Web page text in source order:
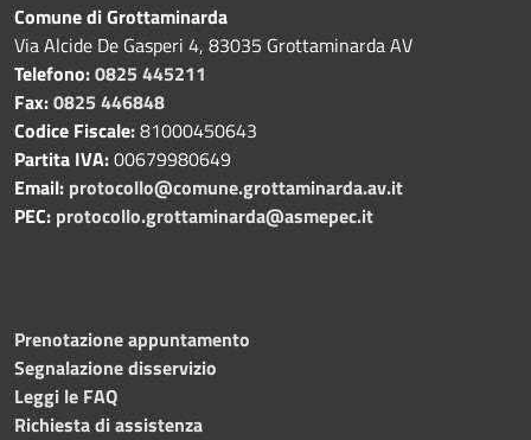
Comune di Grottaminarda
Via Alcide De Gasperi 4, 83035 Grottaminarda AV
Telefono:0825 445211
Fax:0825 446848
Codice Fiscale:81000450643
Partita IVA:00679980649
Email: protocollo@comune.grottaminarda.av.it
PEC: protocollo.grottaminarda@asmepec.it
Prenotazione appuntamento
Segnalazione disservizio
Leggi le FAQ
Richiesta di assistenza